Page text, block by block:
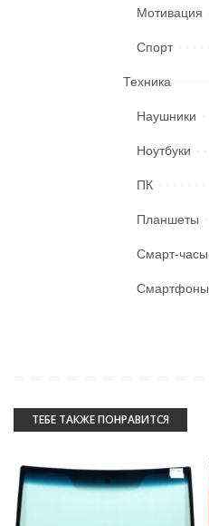
Мотивация
Спорт
Техника
Наушники
Ноутбуки
ПК
Планшеты
Смарт-часы
Смартфоны
ТЕБЕ ТАКЖЕ ПОНРАВИТСЯ